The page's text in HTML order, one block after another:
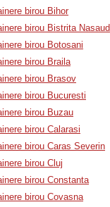
birou Bihor
birou Bistrita Nasaud
birou Botosani
birou Braila
birou Brasov
birou Bucuresti
birou Buzau
birou Calarasi
birou Caras Severin
birou Cluj
birou Constanta
birou Covasna